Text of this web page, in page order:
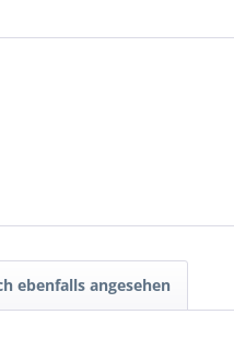
ebenfalls angesehen